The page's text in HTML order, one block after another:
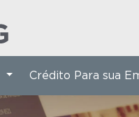
Crédito Para sua